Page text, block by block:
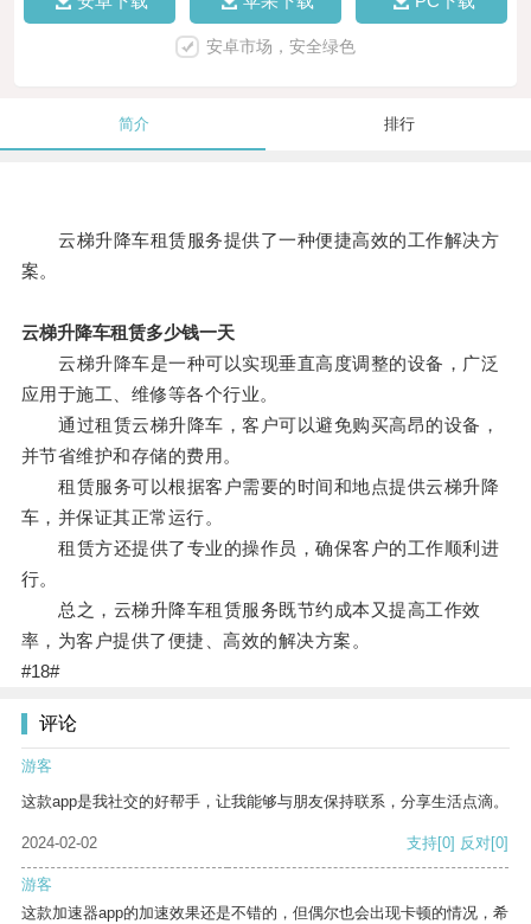
安卓市场，安全绿色
简介 排行
云梯升降车租赁服务提供了一种便捷高效的工作解决方
案。
云梯升降车租赁多少钱一天
云梯升降车是一种可以实现垂直高度调整的设备，广泛
应用于施工、维修等各个行业。
通过租赁云梯升降车，客户可以避免购买高昂的设备，
并节省维护和存储的费用。
租赁服务可以根据客户需要的时间和地点提供云梯升降
车，并保证其正常运行。
租赁方还提供了专业的操作员，确保客户的工作顺利进
行。
总之，云梯升降车租赁服务既节约成本又提高工作效
率，为客户提供了便捷、高效的解决方案。
#18#
评论
游客
这款app是我社交的好帮手，让我能够与朋友保持联系，分享生活点滴。
2024-02-02 支持[0] 反对[0]
游客
这款加速器app的加速效果还是不错的，但偶尔也会出现卡顿的情况，希